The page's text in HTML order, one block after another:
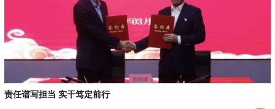
责任谱写担当 实干笃定前行